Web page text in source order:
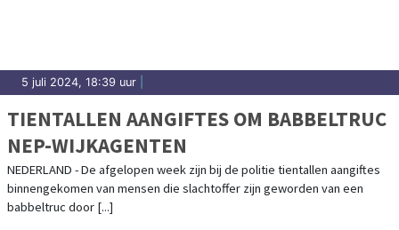
5 juli 2024, 18:39 uur
TIENTALLEN AANGIFTES OM BABBELTRUC
NEP-WIJKAGENTEN
NEDERLAND - De afgelopen week zijn bij de politie tientallen aangiftes
binnengekomen van mensen die slachtoffer zijn geworden van een
babbeltruc door [...]